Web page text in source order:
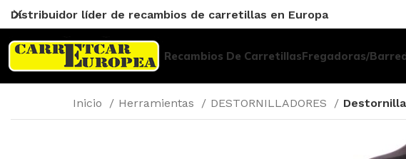
Recambios De CarretillasFregadoras/
Inicio Herramientas DESTORNILLADORES
Distribuidor líder de recambios de carretillas en Europa